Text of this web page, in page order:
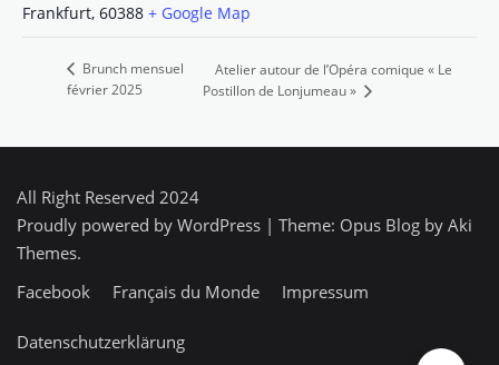
Frankfurt, 60388 + Google Map
Brunch mensuel
février 2025
Atelier autour de l’Opéra comique « Le
Postillon de Lonjumeau »
All Right Reserved 2024
Proudly powered by WordPress | Theme: Opus Blog by Aki
Themes.
Facebook
Français du Monde Impressum
Datenschutzerklärung